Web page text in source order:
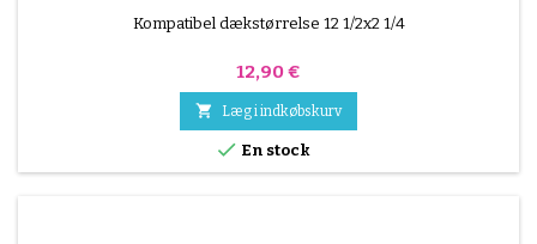
Kompatibel dækstørrelse 12 1/2x2 1/4
Pris
12,90 €
 Læg i indkøbskurv
 En stock